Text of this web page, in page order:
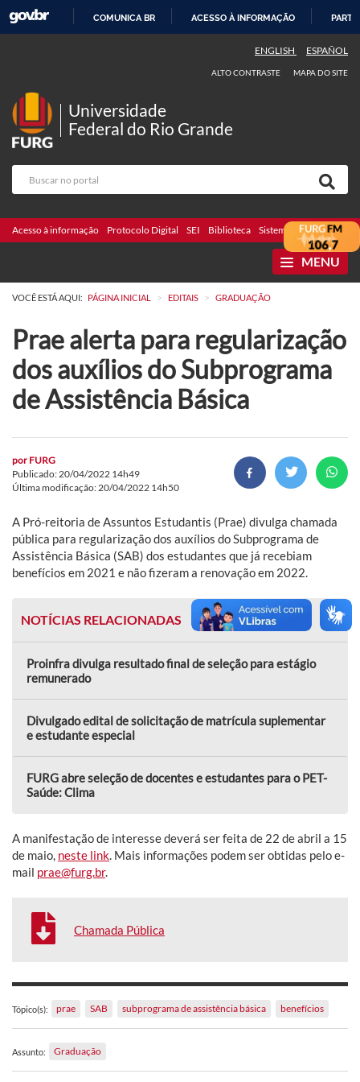
COMUNICA BR ACESSO À INFORMAÇÃO
ENGLISH ESPAÑOL
ALTO CONTRASTE MAPA DO SITE
Universidade
Federal do Rio Grande
Acesso à informação Protocolo Digital SEI Biblioteca Sistemas Webmail
MENU
VOCÊ ESTÁ AQUI: PÁGINA INICIAL > EDITAIS > GRADUAÇÃO
Prae alerta para regularização
dos auxílios do Subprograma
de Assistência Básica
por FURG
Publicado: 20/04/2022 14h49
Última modificação: 20/04/2022 14h50
A Pró-reitoria de Assuntos Estudantis (Prae) divulga chamada
pública para regularização dos auxílios do Subprograma de
Assistência Básica (SAB) dos estudantes que já recebiam
benefícios em 2021 e não fizeram a renovação em 2022.
NOTÍCIAS RELACIONADAS
Proinfra divulga resultado final de seleção para estágio
remunerado
Divulgado edital de solicitação de matrícula suplementar
e estudante especial
FURG abre seleção de docentes e estudantes para o PET-
Saúde: Clima
A manifestação de interesse deverá ser feita de 22 de abril a 15
de maio, neste link . Mais informações podem ser obtidas pelo e-
mail prae@furg.br.
Chamada Pública
Tópico(s): prae SAB subprograma de assistência básica benefícios
Assunto: Graduação